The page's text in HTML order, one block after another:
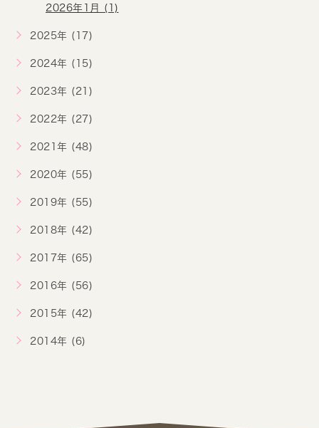
2026年1月 (1)
2025年 (17)
2024年 (15)
2023年 (21)
2022年 (27)
2021年 (48)
2020年 (55)
2019年 (55)
2018年 (42)
2017年 (65)
2016年 (56)
2015年 (42)
2014年 (6)